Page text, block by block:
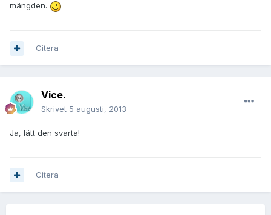
mängden.
Citera
Vice.
Skrivet 5 augusti, 2013
Ja, lätt den svarta!
Citera